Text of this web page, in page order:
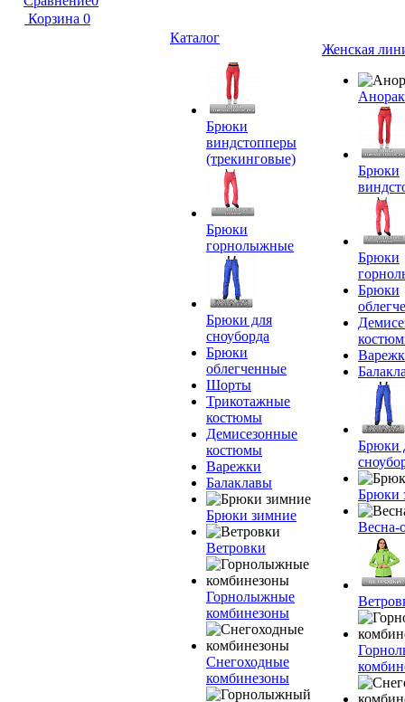
Корзина 0
Каталог
Брюки
виндстопперы
(трекинговые)
Брюки
горнолыжные
Брюки для
сноуборда
Брюки
облегченные
Шорты
Трикотажные
костюмы
Демисезонные
костюмы
Варежки
Балаклавы
Брюки зимние
Ветровки
Горнолыжные
комбинезоны
Снегоходные
комбинезоны
Женская
Брюки
Брюки
Брюки
Брюки
Брюки
Весна-